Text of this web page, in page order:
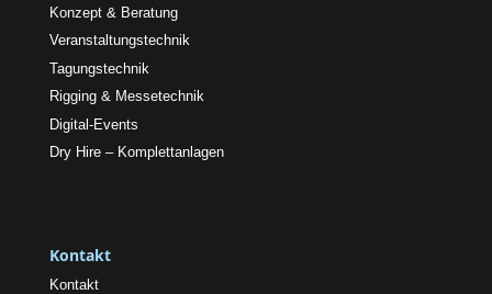
Konzept & Beratung
Veranstaltungstechnik
Tagungstechnik
Rigging & Messetechnik
Digital-Events
Dry Hire – Komplettanlagen
Kontakt
Kontakt